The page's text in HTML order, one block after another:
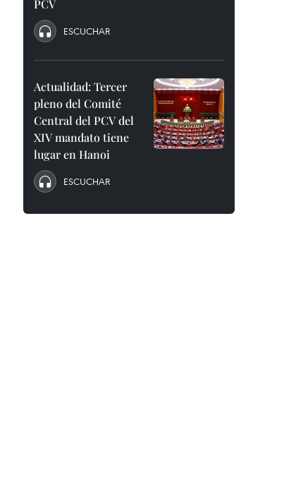
PCV
ESCUCHAR
Actualidad: Tercer
pleno del Comité
Central del PCV del
XIV mandato tiene
lugar en Hanoi
ESCUCHAR